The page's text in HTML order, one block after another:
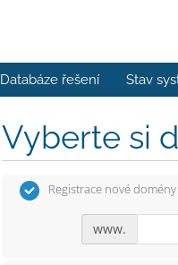
Databáze řešení Stav
Vyberte si
Registrace nové domény
www.